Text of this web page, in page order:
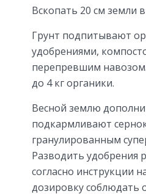
Вскопать 20 см земли
Грунт подпитывают
удобрениями,
перепревшим
до 4 кг органики.
Весной землю
подкармливают
гранулированным
Разводить удобрения
согласно инструкции
дозировку соблюдать